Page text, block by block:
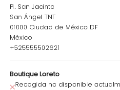
Pl. San Jacinto
San Ángel TNT
01000 Ciudad de México DF
México
+525555502621
Boutique Loreto
Recogida no disponible